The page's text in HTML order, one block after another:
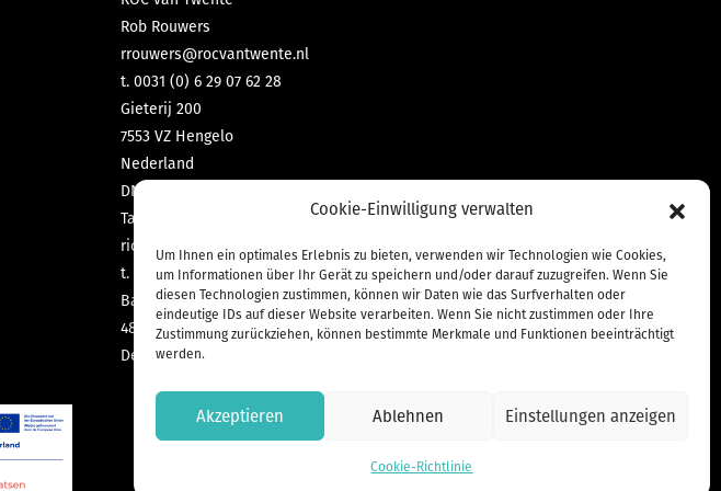
Cookie-Einwilligung verwalten
Um Ihnen ein optimales Erlebnis zu bieten, verwenden wir Technologien wie Cookies,
um Informationen über Ihr Gerät zu speichern und/oder darauf zuzugreifen. Wenn Sie
diesen Technologien zustimmen, können wir Daten wie das Surfverhalten oder
eindeutige IDs auf dieser Website verarbeiten. Wenn Sie nicht zustimmen oder Ihre
Zustimmung zurückziehen, können bestimmte Merkmale und Funktionen beeinträchtigt
werden.
Akzeptieren Ablehnen Einstellungen anzeigen
Cookie-Richtlinie
Rob Rouwers
rrouwers@rocvantwente.nl
t. 0031 (0) 6 29 07 62 28
Gieterij 200
7553 VZ Hengelo
Nederland
DNL-contact GmbH & Co KG
Tabea Richter
richter@dnl-contact.de
t. 0049 (0) 2551 70 471 10
Bahnhofstraße 35
48565 Steinfurt
Deutschland
Geen Blad voor de Mond B.V.